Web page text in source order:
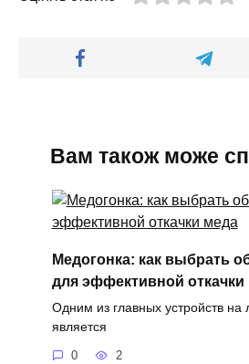
Вам також може
Медогонка: как выбрать
для эффективной откачки
Одним из главных устройств на
является
0 2